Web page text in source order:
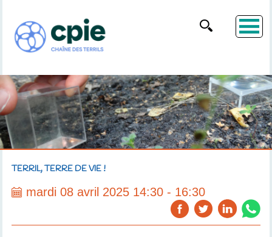
TERRIL, TERRE DE VIE !
mardi 08 avril 2025 14:30 - 16:30